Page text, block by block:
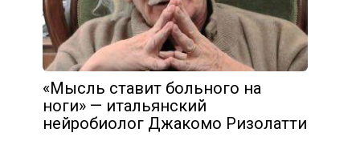
«Мысль ставит больного на
ноги» — итальянский
нейробиолог Джакомо Ризолатти